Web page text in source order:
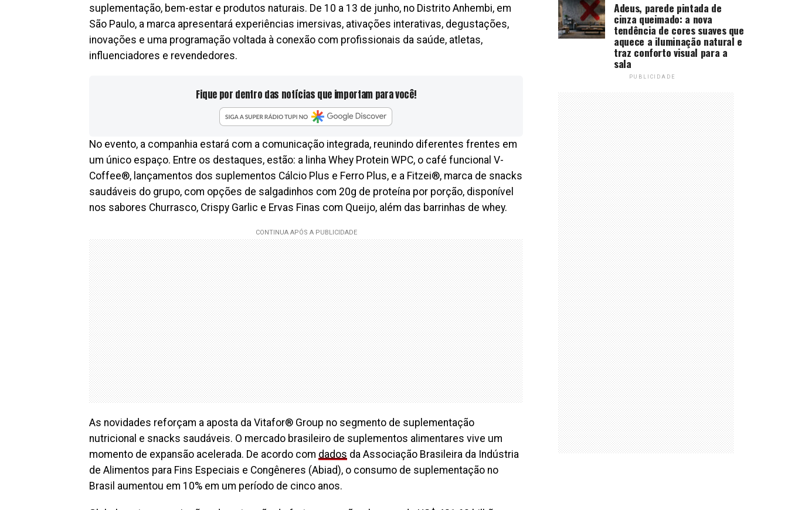
suplementação, bem-estar e produtos naturais. De 10 a 13 de junho, no Distrito Anhembi, em
São Paulo, a marca apresentará experiências imersivas, ativações interativas, degustações,
inovações e uma programação voltada à conexão com profissionais da saúde, atletas,
influenciadores e revendedores.
Fique por dentro das notícias que importam para você!
No evento, a companhia estará com a comunicação integrada, reunindo diferentes frentes em
um único espaço. Entre os destaques, estão: a linha Whey Protein WPC, o café funcional V-
Coffee®, lançamentos dos suplementos Cálcio Plus e Ferro Plus, e a Fitzei®, marca de snacks
saudáveis do grupo, com opções de salgadinhos com 20g de proteína por porção, disponível
nos sabores Churrasco, Crispy Garlic e Ervas Finas com Queijo, além das barrinhas de whey.
As novidades reforçam a aposta da Vitafor® Group no segmento de suplementação
nutricional e snacks saudáveis. O mercado brasileiro de suplementos alimentares vive um
momento de expansão acelerada. De acordo com dados da Associação Brasileira da Indústria
de Alimentos para Fins Especiais e Congêneres (Abiad), o consumo de suplementação no
Brasil aumentou em 10% em um período de cinco anos.
Adeus, parede pintada de
cinza queimado: a nova
tendência de cores suaves que
aquece a iluminação natural e
traz conforto visual para a
sala
PUBLICIDADE